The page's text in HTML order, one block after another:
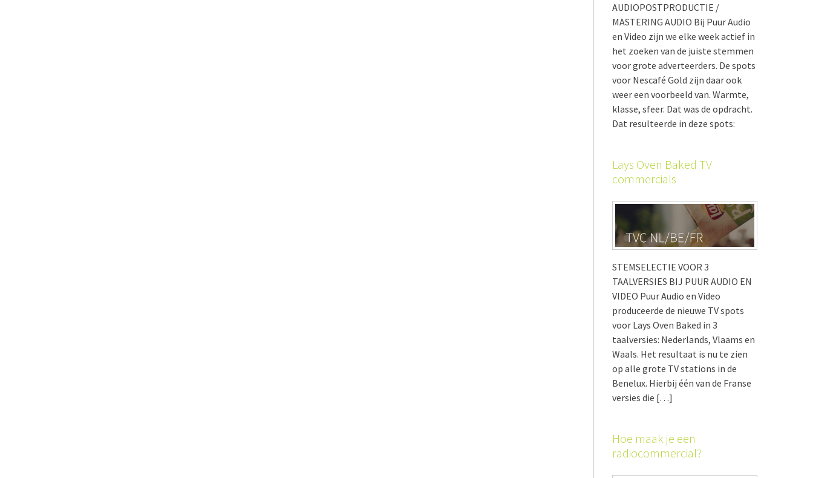
AUDIOPOSTPRODUCTIE /
MASTERING AUDIO Bij Puur Audio
en Video zijn we elke week actief in
het zoeken van de juiste stemmen
voor grote adverteerders. De spots
voor Nescafé Gold zijn daar ook
weer een voorbeeld van. Warmte,
klasse, sfeer. Dat was de opdracht.
Dat resulteerde in deze spots:
Lays Oven Baked TV
commercials
STEMSELECTIE VOOR 3
TAALVERSIES BIJ PUUR AUDIO EN
VIDEO Puur Audio en Video
produceerde de nieuwe TV spots
voor Lays Oven Baked in 3
taalversies: Nederlands, Vlaams en
Waals. Het resultaat is nu te zien
op alle grote TV stations in de
Benelux. Hierbij één van de Franse
versies die […]
Hoe maak je een
radiocommercial?